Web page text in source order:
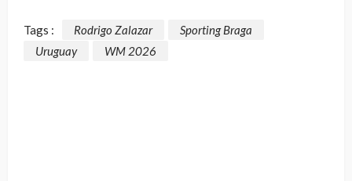
Tags : Rodrigo Zalazar
Sporting Braga
Uruguay
WM 2026